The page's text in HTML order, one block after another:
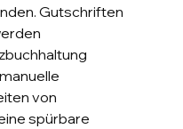
Gutschriften
von
spürbare